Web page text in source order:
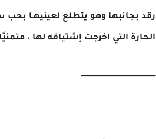
رقد بجانبها وهو يتطلع لعينيهـا بحب
الحارة التي اخرجت إشتياقه لها ،
_____________________